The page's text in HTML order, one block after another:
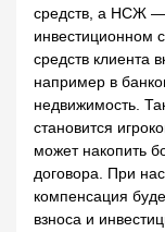
средств, а НСЖ —
инвестиционном
средств клиента
например в
недвижимость.
становится
может накопить
договора. При
компенсация
взноса и